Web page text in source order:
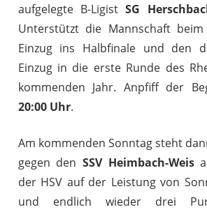
aufgelegte B-LigistSG
Unterstützt die Mannschaft
Einzug ins Halbfinale und den
Einzug in die erste Runde des
kommenden Jahr. Anpfiff der
20:00 Uhr.
Am kommenden Sonntag steht
gegen den SSV Heimbach-Weis
der HSV auf der Leistung von
und endlich wieder drei